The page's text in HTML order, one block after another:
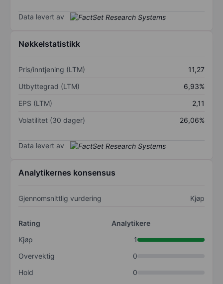
Data levert av
Nøkkelstatistikk
Pris/inntjening (LTM)
11,27
Utbyttegrad (LTM)
6,93%
EPS (LTM)
2,11
Volatilitet (30 dager)
26,06%
Data levert av
Analytikernes konsensus
Gjennomsnittlig vurdering Kjøp
Rating
Analytikere
Kjøp
1
Overvektig
0
Hold
0